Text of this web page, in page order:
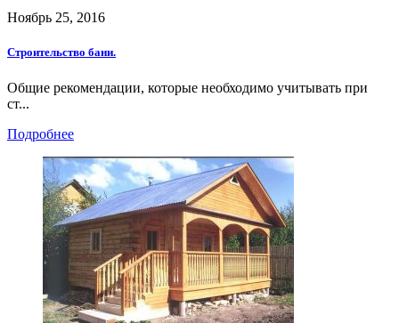
Ноябрь 25, 2016
Строительство бани.
Общие рекомендации, которые необходимо учитывать при
ст...
Подробнее